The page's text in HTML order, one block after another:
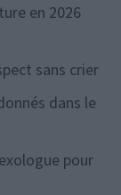
en 2026
sans crier
dans le
pour